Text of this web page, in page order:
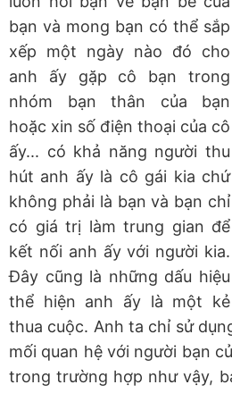
bạn và mong bạn có thể sắp
xếp một ngày nào đó cho
anh ấy gặp cô bạn trong
nhóm bạn thân của bạn
hoặc xin số điện thoại của cô
ấy... có khả năng người thu
hút anh ấy là cô gái kia chứ
không phải là bạn và bạn chỉ
có giá trị làm trung gian để
kết nối anh ấy với người kia.
Đây cũng là những dấu hiệu
thể hiện anh ấy là một kẻ
thua cuộc. Anh ta chỉ sử
mối quan hệ với người bạn
trong trường hợp như vậy,